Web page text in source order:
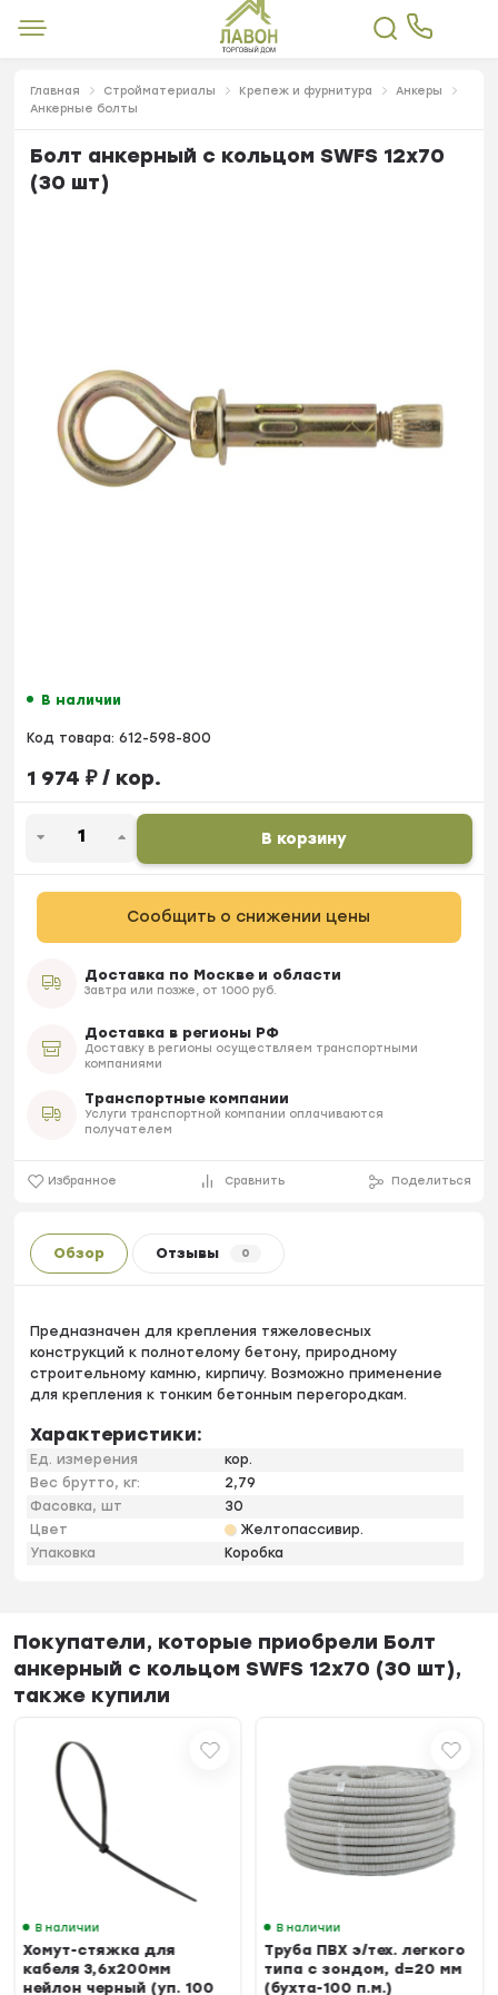
Главная Стройматериалы Крепеж и фурнитура
Анкеры
Анкерные болты
Болт анкерный с кольцом SWFS 12х70
(30 шт)
В наличии
Код товара: 612-598-800
1 974 ₽/ кор.
В корзину
Сообщить о снижении цены
Доставка по Москве и области
Завтра или позже, от 1000 руб.
Доставка в регионы РФ
Доставку в регионы осуществляем транспортными
компаниями
Транспортные компании
Услуги транспортной компании оплачиваются
получателем
Избранное Сравнить Поделиться
Обзор Отзывы 0
Предназначен для крепления тяжеловесных
конструкций к полнотелому бетону, природному
строительному камню, кирпичу. Возможно применение
для крепления к тонким бетонным перегородкам.
Характеристики:
Ед. измерения
кор.
Вес брутто, кг:
2,79
Фасовка, шт
30
Цвет
Желтопассивир.
Упаковка
Коробка
Покупатели, которые приобрели Болт
анкерный с кольцом SWFS 12х70 (30 шт),
также купили
В наличии
Хомут-стяжка для
кабеля 3,6х200мм
нейлон черный (уп. 100
В наличии
Труба ПВХ э/тех. легкого
типа с зондом, d=20 мм
(бухта-100 п.м.)